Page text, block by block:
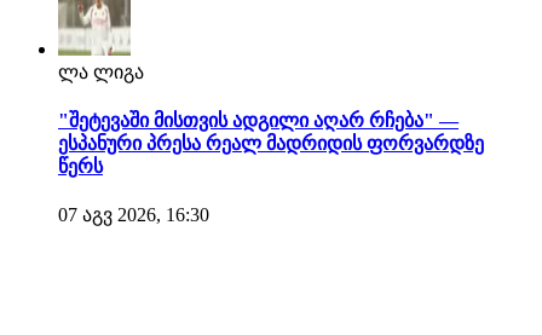
ლა ლიგა
"შეტევაში მისთვის ადგილი აღარ რჩება" —
ესპანური პრესა რეალ მადრიდის ფორვარდზე
წერს
07 აგვ 2026, 16:30